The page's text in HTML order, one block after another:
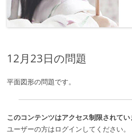
12月23日の問題
平面図形の問題です。
このコンテンツはアクセス制限されてい
ユーザーの方はログインしてください。